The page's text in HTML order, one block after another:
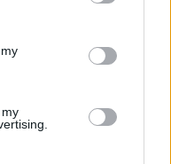
its third-party tags to
in below Google